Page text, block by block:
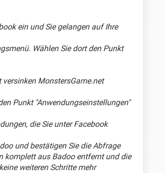
ein und Sie gelangen auf Ihre
Wählen Sie dort den Punkt
MonstersGame.net
Punkt "Anwendungseinstellungen"
die Sie unter Facebook
und bestätigen Sie die Abfrage
komplett aus Badoo entfernt und die
weiteren Schritte mehr